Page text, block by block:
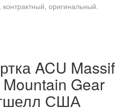
оригинальный.
ACU Massif
Gear
США